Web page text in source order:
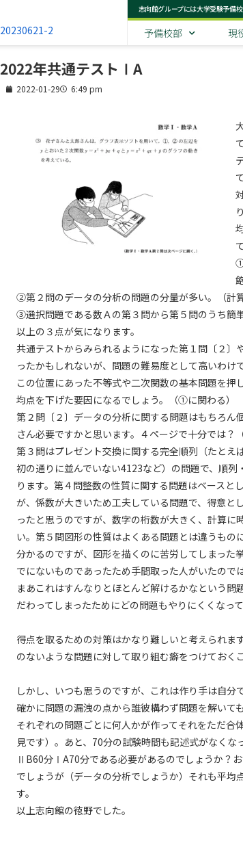
志向館グループには大学受験予備
予備校部 現
2022年共通テストⅠA
2022-01-29 6:49 pm
②第２問のデータの分析の問題の分量が多い。（計
③選択問題である数Ａの第３問から第５問のうち簡
以上の３点が気になります。
共通テストからみられるようになった第１問〔２〕
ったかもしれないが、問題の難易度として高いわけ
この位置にあった不等式や二次関数の基本問題を押
均点を下げた要因になるでしょう。（①に関わる）
第２問〔２〕データの分析に関する問題はもちろん
さん必要ですかと思います。４ページで十分では？
第３問はプレゼント交換に関する完全順列（たとえ
初の通りに並んでいない4123など）の問題で、順
ります。第４問整数の性質に関する問題はベースと
が、係数が大きいため工夫している問題で、得意と
ったと思うのですが、数字の桁数が大きく、計算に
い。第５問図形の性質はよくある問題とは違うもの
分かるのですが、図形を描くのに苦労してしまった
でにないものであったため手間取った人がいたので
まあこれはすんなりとほとんど解けるかなという問
だわってしまったためにどの問題もやりにくくなっ
得点を取るための対策はかなり難しいと考えられま
のないような問題に対して取り組む癖をつけておく
しかし、いつも思うのですが、これは作り手は自分
確かに問題の漏洩の点から誰彼構わず問題を解いて
それぞれの問題ごとに何人かが作ってそれをただ合
見です）。あと、70分の試験時間も記述式がなく
ⅡB60分ⅠA70分である必要があるのでしょうか？
でしょうが（データの分析でしょうか）それも平均
す。
以上志向館の徳野でした。